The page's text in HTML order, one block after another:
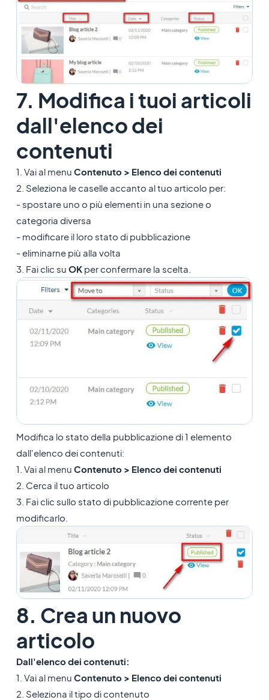
7. Modifica i tuoi articoli
dall'elenco dei
contenuti
1. Vai al menu Contenuto > Elenco dei contenuti
2. Seleziona le caselle accanto al tuo articolo per:
- spostare uno o più elementi in una sezione o
categoria diversa
- modificare il loro stato di pubblicazione
- eliminarne più alla volta
3. Fai clic su OKper confermare la scelta.
Modifica lo stato della pubblicazione di 1 elemento
dall'elenco dei contenuti:
1. Vai al menu Contenuto > Elenco dei contenuti
2. Cerca il tuo articolo
3. Fai clic sullo stato di pubblicazione corrente per
modificarlo.
8. Crea un nuovo
articolo
Dall'elenco dei contenuti:
1. Vai al menu Contenuto > Elenco dei contenuti
2. Seleziona il tipo di contenuto